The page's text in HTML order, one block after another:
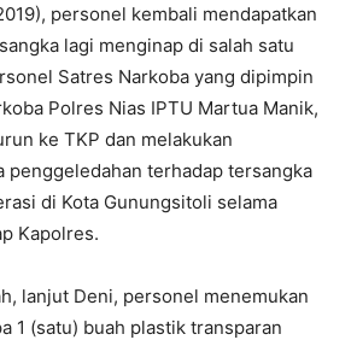
personel kembali mendapatkan
lagi menginap di salah satu
Satres Narkoba yang dipimpin
Polres Nias IPTU Martua Manik,
ke TKP dan melakukan
penggeledahan terhadap tersangka
di Kota Gunungsitoli selama
Kapolres.
lanjut Deni, personel menemukan
1 (satu) buah plastik transparan